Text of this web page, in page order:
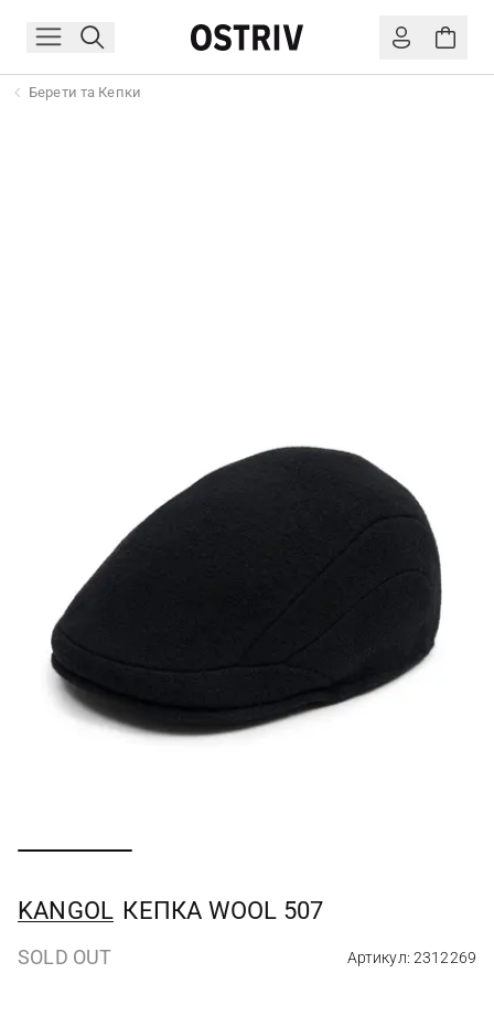
Берети та Кепки
KANGOL КЕПКА WOOL 507
SOLD OUT Артикул: 2312269